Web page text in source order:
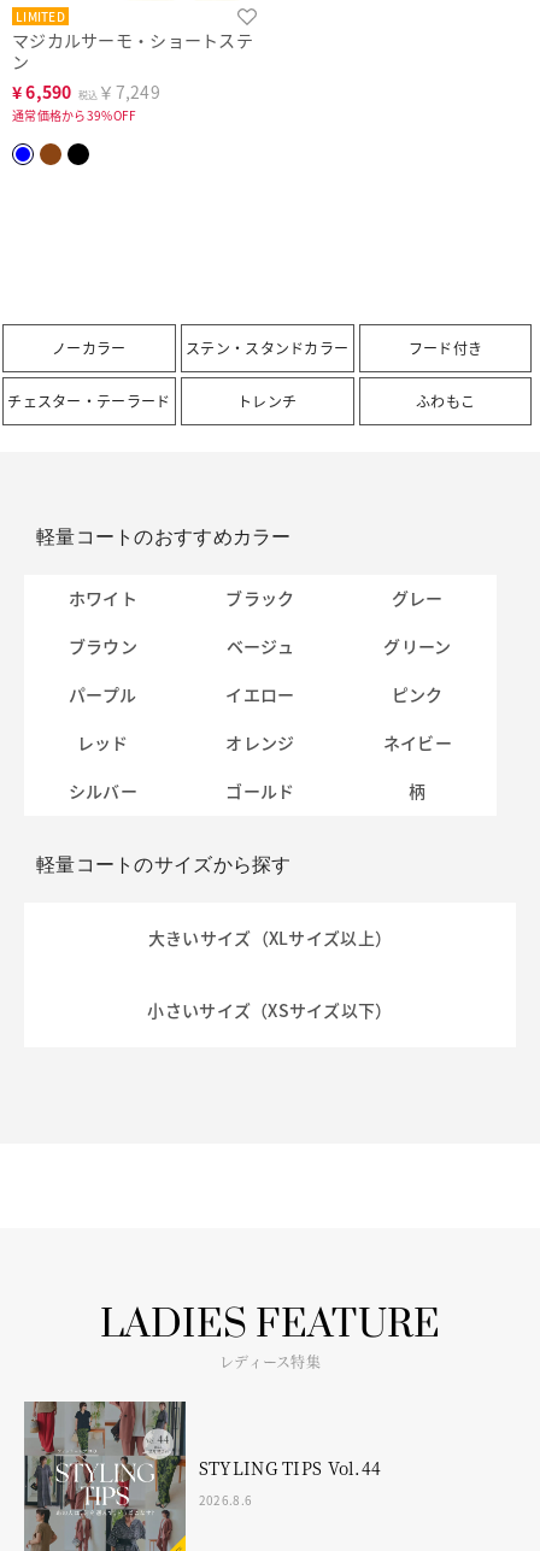
LIMITED
マジカルサーモ・ショートステ
ン
¥6,590 税込 ￥7,249
通常価格から39%OFF
ノーカラー ステン・スタンドカラー フード付き
チェスター・テーラード トレンチ ふわもこ
軽量コートのおすすめカラー
ホワイト ブラック
グレー
ブラウン
ベージュ
グリーン
パープル
イエロー
ピンク
レッド
オレンジ
ネイビー
シルバー
ゴールド 柄
軽量コートのサイズから探す
大きいサイズ（XLサイズ以上）
小さいサイズ（XSサイズ以下）
LADIES FEATURE
レディース特集
STYLING TIPS Vol.44
2026.8.6